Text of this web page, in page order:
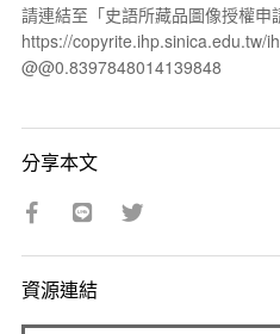
請連結至「史語所藏品圖像授權申
https://copyrite.ihp.sinica.edu.tw/
@@0.8397848014139848
分享本文
資源連結